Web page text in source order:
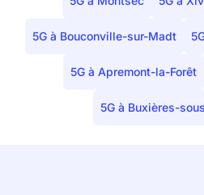
5G à Bouconville-sur-Madt
5G à Apremont-la-Forêt
5G à Buxières-